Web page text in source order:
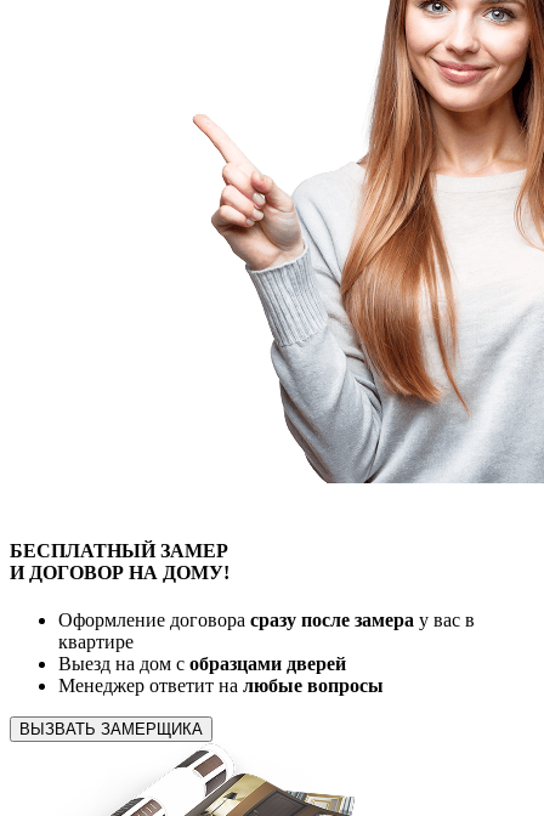
БЕСПЛАТНЫЙЗАМЕР
И ДОГОВОР НА ДОМУ!
Оформление договора сразу после замера у вас в
квартире
Выезд на дом с образцами дверей
Менеджер ответит на любые вопросы
ВЫЗВАТЬ ЗАМЕРЩИКА